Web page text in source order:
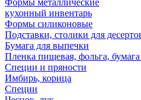
Формы металлические
кухонный инвентарь
Формы силиконовые
Подставки, столики для
Бумага для выпечки
Пленка пищевая, фольга,
Специи и пряности
Имбирь, корица
Специи